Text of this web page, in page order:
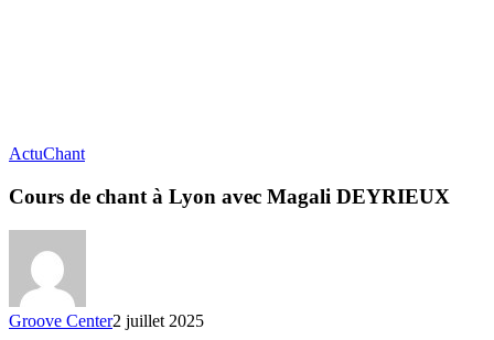
ActuChant
Cours de chant à Lyon avec Magali DEYRIEUX
Groove Center2 juillet 2025